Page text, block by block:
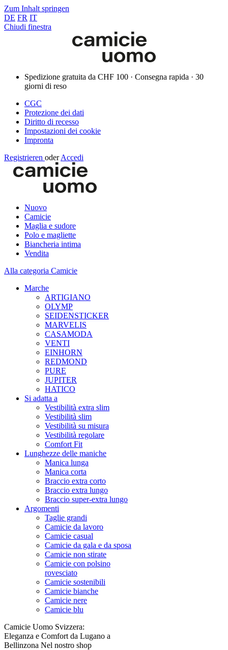
Zum Inhalt springen
DE FR IT
Chiudi finestra
Spedizione gratuita da CHF 100 · Consegna rapida · 30
giorni di reso
CGC
Protezione dei dati
Diritto di recesso
Impostazioni dei cookie
Impronta
Registrieren oder Accedi
Nuovo
Camicie
Maglia e sudore
Polo e magliette
Biancheria intima
Vendita
Alla categoria Camicie
Marche
ARTIGIANO
OLYMP
SEIDENSTICKER
MARVELIS
CASAMODA
VENTI
EINHORN
REDMOND
PURE
JUPITER
HATICO
Si adatta a
Vestibilità extra slim
Vestibilità slim
Vestibilità su misura
Vestibilità regolare
Comfort Fit
Lunghezze delle maniche
Manica lunga
Manica corta
Braccio extra corto
Braccio extra lungo
Braccio super-extra lungo
Argomenti
Taglie grandi
Camicie da lavoro
Camicie casual
Camicie da gala e da sposa
Camicie non stirate
Camicie con polsino
rovesciato
Camicie sostenibili
Camicie bianche
Camicie nere
Camicie blu
Camicie Uomo Svizzera:
Eleganza e Comfort da Lugano a
Bellinzona Nel nostro shop